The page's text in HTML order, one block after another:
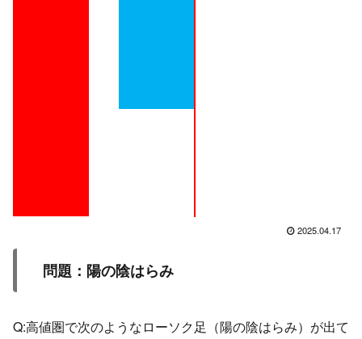
2025.04.17
問題： 陽の陰はらみ
Q:高値圏で次のようなローソク足（陽の陰はらみ）が出て